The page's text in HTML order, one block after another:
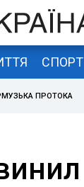
СПОРТ
ПРОТОКА